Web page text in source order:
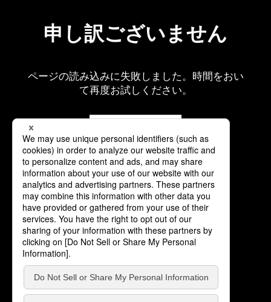
申し訳ございません
ページの読み込みに失敗しました。時間をおい
て再度お試しください。